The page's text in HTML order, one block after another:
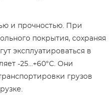
и прочностью. При
покрытия, сохраняя
эксплуатироваться в
-25…+60°С. Они
грузов